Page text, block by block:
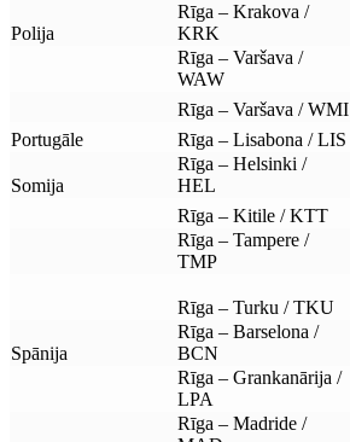
Polija
Rīga – Krakova /
KRK
Rīga – Varšava /
WAW
Rīga – Varšava / WMI
Portugāle
Rīga – Lisabona / LIS
Somija
Rīga – Helsinki /
HEL
Rīga – Kitile / KTT
Rīga – Tampere /
TMP
Rīga – Turku / TKU
Spānija
Rīga – Barselona /
BCN
Rīga – Grankanārija /
LPA
Rīga – Madride /